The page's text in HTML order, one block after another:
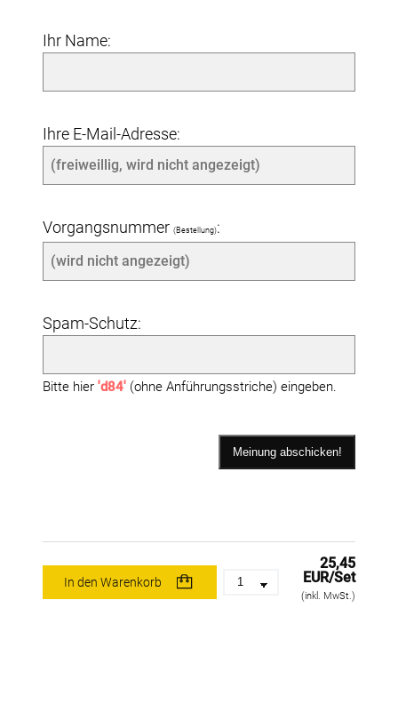
Ihr Name:
Ihre E-Mail-Adresse:
Vorgangsnummer (Bestellung):
Spam-Schutz:
Bitte hier 'd84' (ohne Anführungsstriche) eingeben.
In den Warenkorb
25,45
EUR/Set
(inkl. MwSt.)